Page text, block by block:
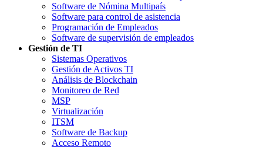
Software de Nómina Multipaís
Software para control de asistencia
Programación de Empleados
Software de supervisión de empleados
Gestión de TI
Sistemas Operativos
Gestión de Activos TI
Análisis de Blockchain
Monitoreo de Red
MSP
Virtualización
ITSM
Software de Backup
Acceso Remoto